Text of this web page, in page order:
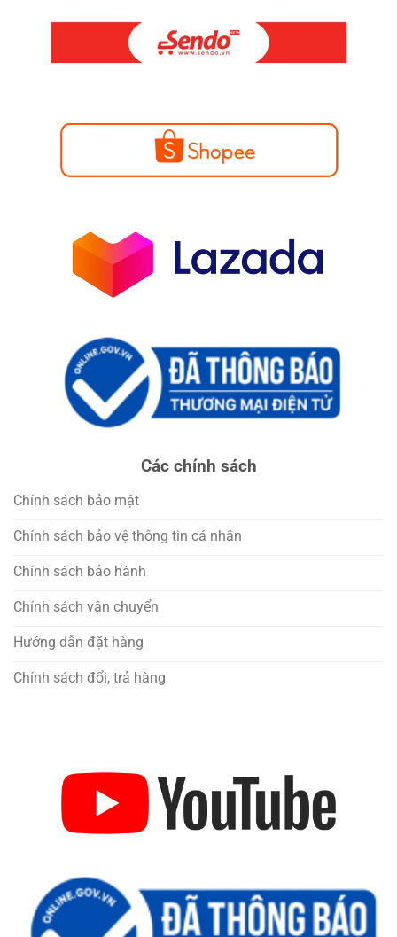
Các chính sách
Chính sách bảo mật
Chính sách bảo vệ thông tin cá nhân
Chính sách bảo hành
Chính sách vận chuyển
Hướng dẫn đặt hàng
Chính sách đổi, trả hàng